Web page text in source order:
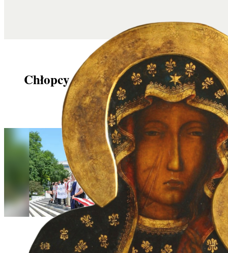
Chłopcy ślubują walczyć o naród
wierny Bogu
John Ritchie | 01/07/2026